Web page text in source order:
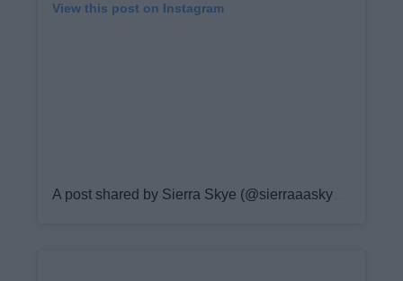
View this post on Instagram
A post shared by Sierra Skye (@sierraaaskyee)